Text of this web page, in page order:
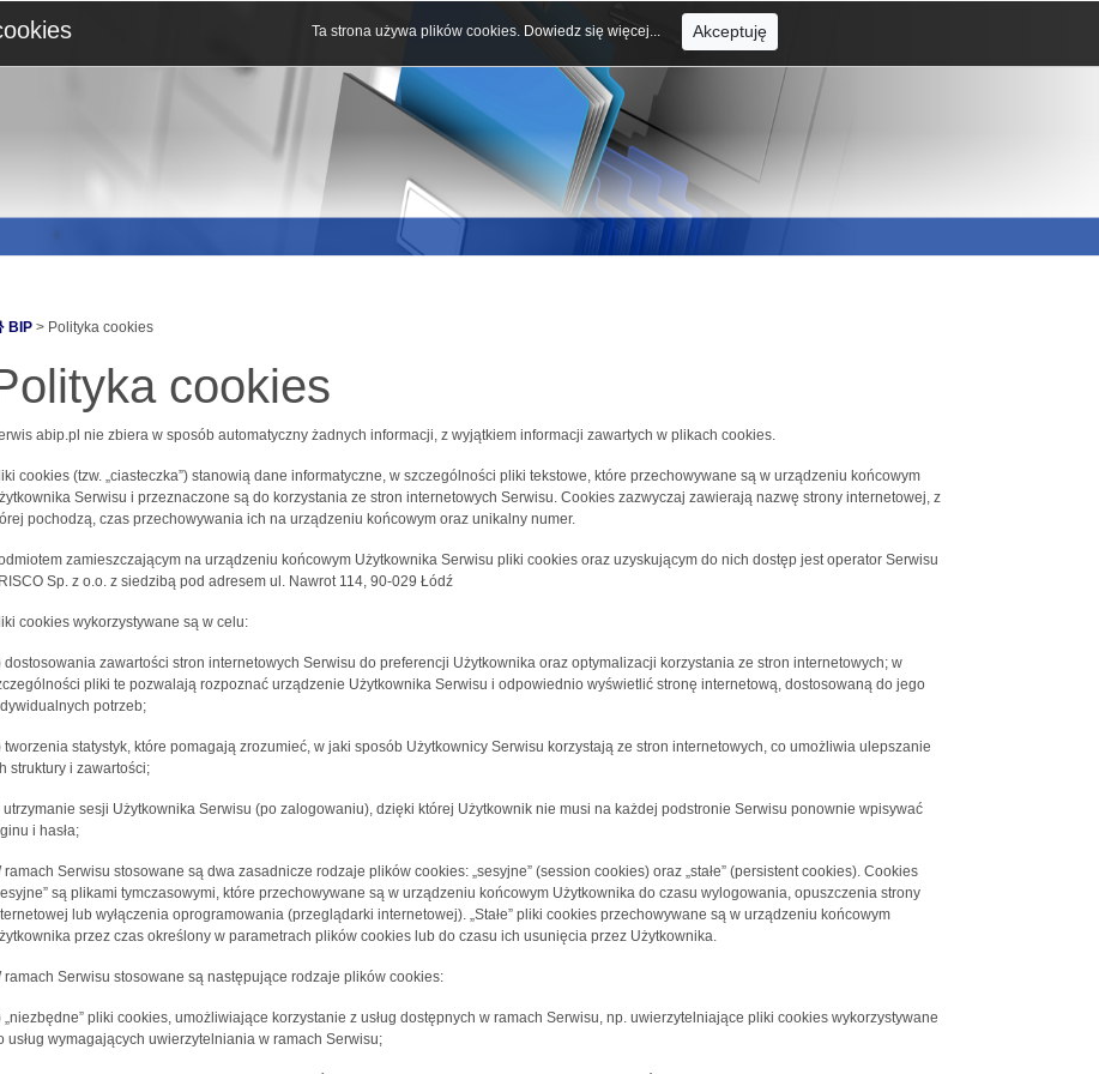
BIP > Polityka cookies
cookies
abip.pl nie zbiera w sposób automatyczny żadnych informacji, z wyjątkiem informacji zawartych w plikach cookies.
cookies (tzw. „ciasteczka”) stanowią dane informatyczne, w szczególności pliki tekstowe, które przechowywane są w urządzeniu końcowym
Serwisu i przeznaczone są do korzystania ze stron internetowych Serwisu. Cookies zazwyczaj zawierają nazwę strony internetowej, z
pochodzą, czas przechowywania ich na urządzeniu końcowym oraz unikalny numer.
zamieszczającym na urządzeniu końcowym Użytkownika Serwisu pliki cookies oraz uzyskującym do nich dostęp jest operator Serwisu
Sp. z o.o. z siedzibą pod adresem ul. Nawrot 114, 90-029 Łódź
cookies wykorzystywane są w celu:
dostosowania zawartości stron internetowych Serwisu do preferencji Użytkownika oraz optymalizacji korzystania ze stron internetowych; w
pliki te pozwalają rozpoznać urządzenie Użytkownika Serwisu i odpowiednio wyświetlić stronę internetową, dostosowaną do jego
potrzeb;
tworzenia statystyk, które pomagają zrozumieć, w jaki sposób Użytkownicy Serwisu korzystają ze stron internetowych, co umożliwia ulepszanie
struktury i zawartości;
utrzymanie sesji Użytkownika Serwisu (po zalogowaniu), dzięki której Użytkownik nie musi na każdej podstronie Serwisu ponownie wpisywać
i hasła;
ramach Serwisu stosowane są dwa zasadnicze rodzaje plików cookies: „sesyjne” (session cookies) oraz „stałe” (persistent cookies). Cookies
są plikami tymczasowymi, które przechowywane są w urządzeniu końcowym Użytkownika do czasu wylogowania, opuszczenia strony
lub wyłączenia oprogramowania (przeglądarki internetowej). „Stałe” pliki cookies przechowywane są w urządzeniu końcowym
przez czas określony w parametrach plików cookies lub do czasu ich usunięcia przez Użytkownika.
ramach Serwisu stosowane są następujące rodzaje plików cookies:
„niezbędne” pliki cookies, umożliwiające korzystanie z usług dostępnych w ramach Serwisu, np. uwierzytelniające pliki cookies wykorzystywane
usług wymagających uwierzytelniania w ramach Serwisu;
Ta strona używa plików cookies. Dowiedz się więcej... Akceptuję